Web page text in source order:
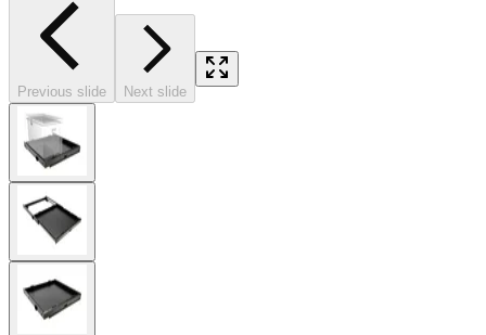
Previous slide Next slide